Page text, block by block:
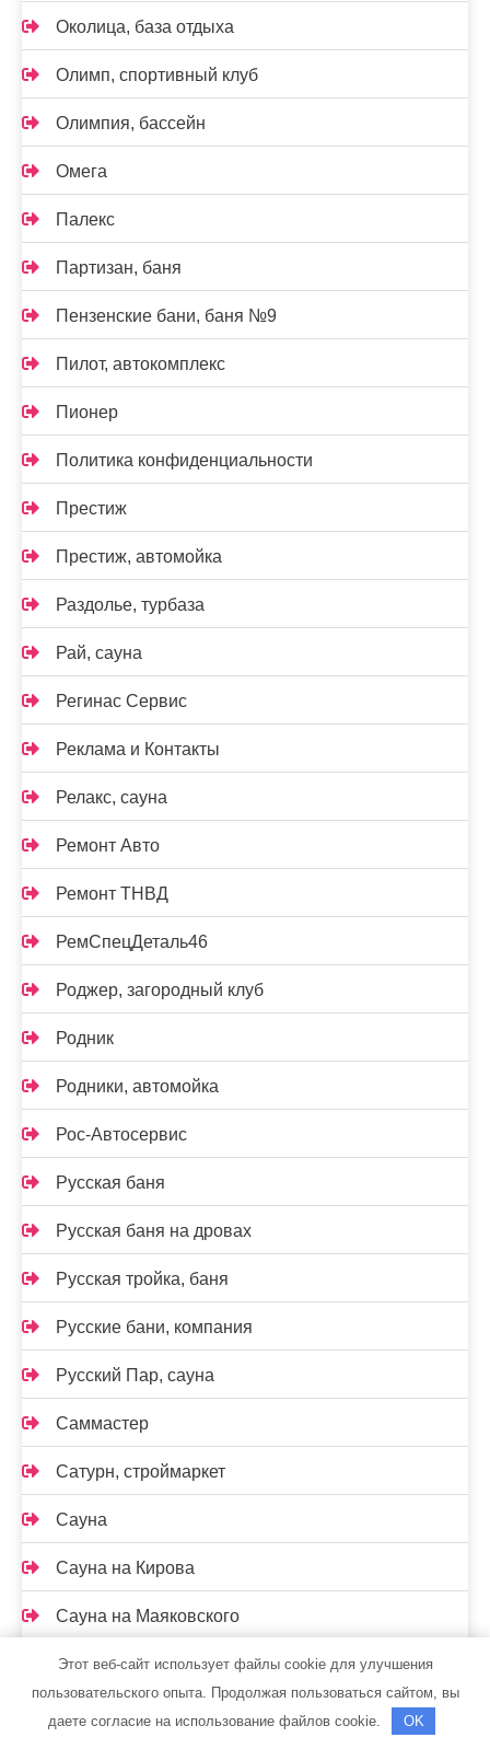
Околица, база отдыха
Олимп, спортивный клуб
Олимпия, бассейн
Омега
Палекс
Партизан, баня
Пензенские бани, баня №9
Пилот, автокомплекс
Пионер
Политика конфиденциальности
Престиж
Престиж, автомойка
Раздолье, турбаза
Рай, сауна
Регинас Сервис
Реклама и Контакты
Релакс, сауна
Ремонт Авто
Ремонт ТНВД
РемСпецДеталь46
Роджер, загородный клуб
Родник
Родники, автомойка
Рос-Автосервис
Русская баня
Русская баня на дровах
Русская тройка, баня
Русские бани, компания
Русский Пар, сауна
Саммастер
Сатурн, строймаркет
Сауна
Сауна на Кирова
Сауна на Маяковского
Сауна, ст. Константиновская
Этот веб-сайт использует файлы cookie для улучшения
пользовательского опыта. Продолжая пользоваться сайтом, вы
даете согласие на использование файлов cookie.
OK